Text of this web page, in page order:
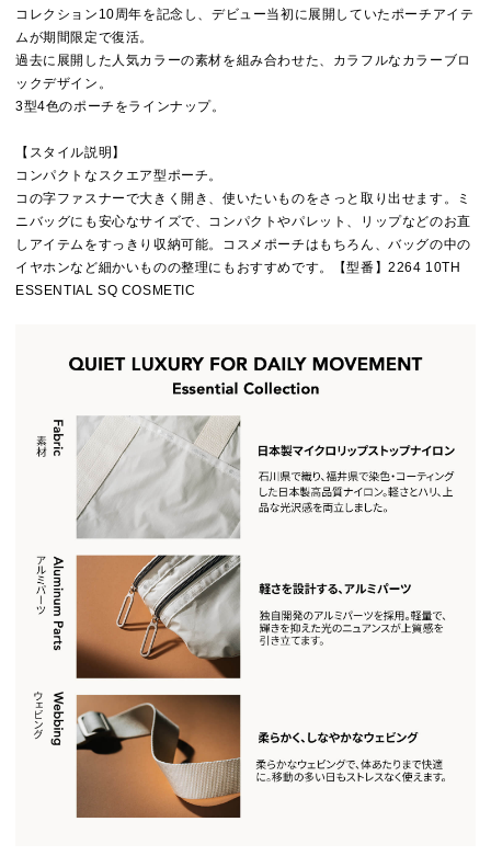
コレクション10周年を記念し、デビュー当初に展開していたポーチアイテ
ムが期間限定で復活。
過去に展開した人気カラーの素材を組み合わせた、カラフルなカラーブロ
ックデザイン。
3型4色のポーチをラインナップ。
【スタイル説明】
コンパクトなスクエア型ポーチ。
コの字ファスナーで大きく開き、使いたいものをさっと取り出せます。ミ
ニバッグにも安心なサイズで、コンパクトやパレット、リップなどのお直
しアイテムをすっきり収納可能。コスメポーチはもちろん、バッグの中の
イヤホンなど細かいものの整理にもおすすめです。【型番】2264 10TH
ESSENTIAL SQ COSMETIC